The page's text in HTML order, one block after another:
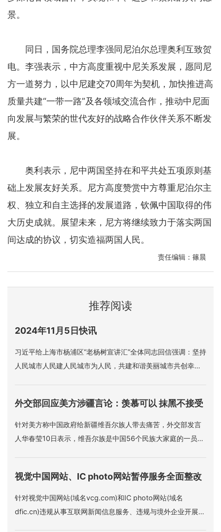
景。
同日，国务院总理李强同尼泊尔总理奥利互致贺
电。李强表示，中方高度重视中尼关系发展，愿同尼
方一道努力，以中尼建交70周年为契机，加快推进高
质量共建“一带一路”及各领域交流合作，推动中尼面
向发展与繁荣的世代友好的战略合作伙伴关系不断发
展。
奥利表示，尼中两国坚持在和平共处五项原则基
础上发展友好关系。尼方高度赞赏中方尊重尼泊尔主
权、独立和自主选择的发展道路，钦佩中国取得的伟
大历史成就。展望未来，尼方将继续致力于落实两国
间达成的协议，切实造福两国人民。
责任编辑：篠晨
推荐阅读
2024年11月5日快讯
习近平给上海市杨浦区“老杨树宣讲汇”全体同志回信强调：坚持
人民城市人民建人民城市为人民，共建和谐美丽城市共创幸福
外交部回应美方涉疆言论：羡慕可以 抹黑不接受
针对美方称中国政府给新疆维吾尔族人带去痛苦，外交部发言
人华春莹10日表示，维吾尔族是中国56个民族大家庭的一员，
是可以理解的，但是如果美方造谣、抹黑、污蔑，这是不能接
受的。
视觉中国网站、IC photo网站暂停服务全面整改
针对视觉中国网站(域名vcg.com)和IC photo网站(域名
dfic.cn)违规从事互联网新闻信息服务、违规与境外企业开展涉